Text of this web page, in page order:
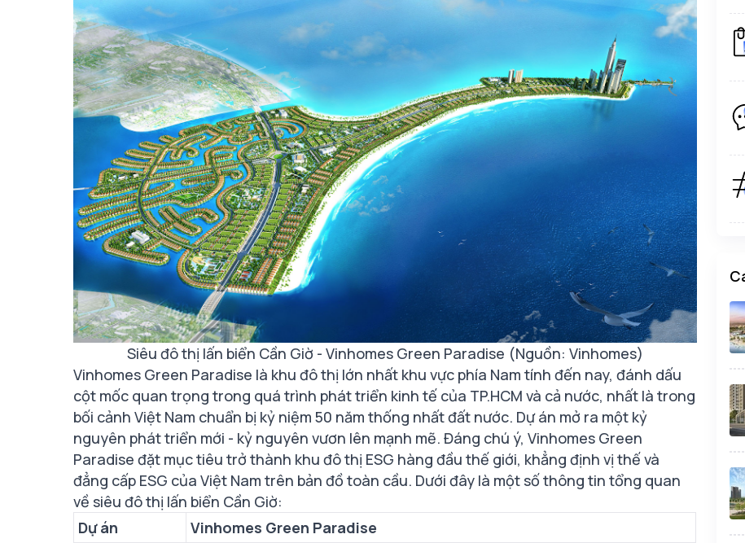
Siêu đô thị lấn biển Cần Giờ - Vinhomes Green Paradise (Nguồn: Vinhomes)
Vinhomes Green Paradise là khu đô thị lớn nhất khu vực phía Nam tính đến nay, đánh dấu
cột mốc quan trọng trong quá trình phát triển kinh tế của TP.HCM và cả nước, nhất là trong
bối cảnh Việt Nam chuẩn bị kỷ niệm 50 năm thống nhất đất nước. Dự án mở ra một kỷ
nguyên phát triển mới - kỷ nguyên vươn lên mạnh mẽ. Đáng chú ý, Vinhomes Green
Paradise đặt mục tiêu trở thành khu đô thị ESG hàng đầu thế giới, khẳng định vị thế và
đẳng cấp ESG của Việt Nam trên bản đồ toàn cầu. Dưới đây là một số thông tin tổng quan
về siêu đô thị lấn biển Cần Giờ:
Dự án
Vinhomes Green Paradise